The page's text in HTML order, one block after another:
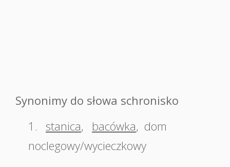
Synonimy do słowa schronisko
1.
stanica, bacówka, dom
noclegowy/wycieczkowy